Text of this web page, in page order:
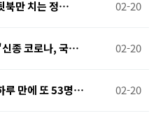
만 치는 정
02-20
종 코로나, 국민
02-20
루 만에 또 53명
02-20